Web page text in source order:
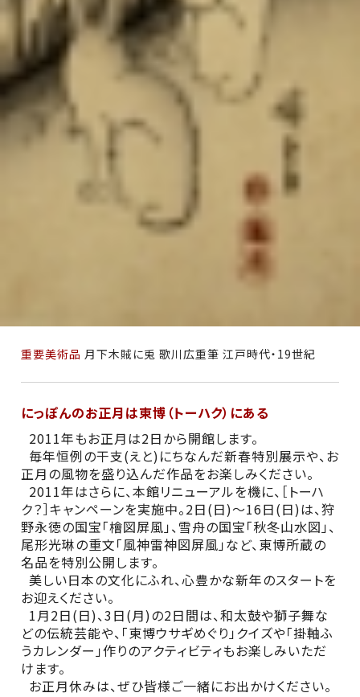
重要美術品 月下木賊に兎 歌川広重筆 江戸時代・19世紀
にっぽんのお正月は東博（トーハク）にある
2011年もお正月は2日から開館します。
毎年恒例の干支(えと)にちなんだ新春特別展示や、お
正月の風物を盛り込んだ作品をお楽しみください。
2011年はさらに、本館リニューアルを機に、 ［トーハ
ク？］キャンペーンを実施中。2日(日)～16日(日)は、狩
野永徳の国宝「檜図屏風」、雪舟の国宝「秋冬山水図」、
尾形光琳の重文「風神雷神図屏風」など、東博所蔵の
名品を特別公開します。
美しい日本の文化にふれ、心豊かな新年のスタートを
お迎えください。
1月2日(日)、3日(月)の2日間は、和太鼓や獅子舞な
どの伝統芸能や、「東博ウサギめぐり」クイズや「掛軸ふ
うカレンダー」作りのアクティビティもお楽しみいただ
けます。
お正月休みは、ぜひ皆様ご一緒にお出かけください。